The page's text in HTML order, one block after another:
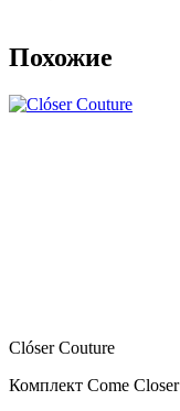
Похожие
Clóser Couture
Комплект Come Closer